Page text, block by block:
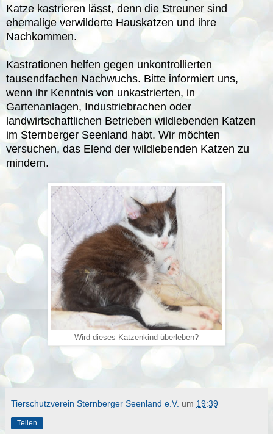
Katze kastrieren lässt, denn die Streuner sind
ehemalige verwilderte Hauskatzen und ihre
Nachkommen.
Kastrationen helfen gegen unkontrollierten
tausendfachen Nachwuchs. Bitte informiert uns,
wenn ihr Kenntnis von unkastrierten, in
Gartenanlagen, Industriebrachen oder
landwirtschaftlichen Betrieben wildlebenden Katzen
im Sternberger Seenland habt. Wir möchten
versuchen, das Elend der wildlebenden Katzen zu
mindern.
Wird dieses Katzenkind überleben?
Tierschutzverein Sternberger Seenland e.V. um 19:39
Teilen